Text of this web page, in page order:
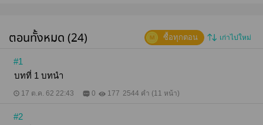
ตอนทั้งหมด (24) เก่าไปใหม่
ซื้อทุกตอน
#1
บทที่ 1 บทนำ
17 ต.ค. 62 22:43 0 177 2544 คำ (11 หน้า)
#2